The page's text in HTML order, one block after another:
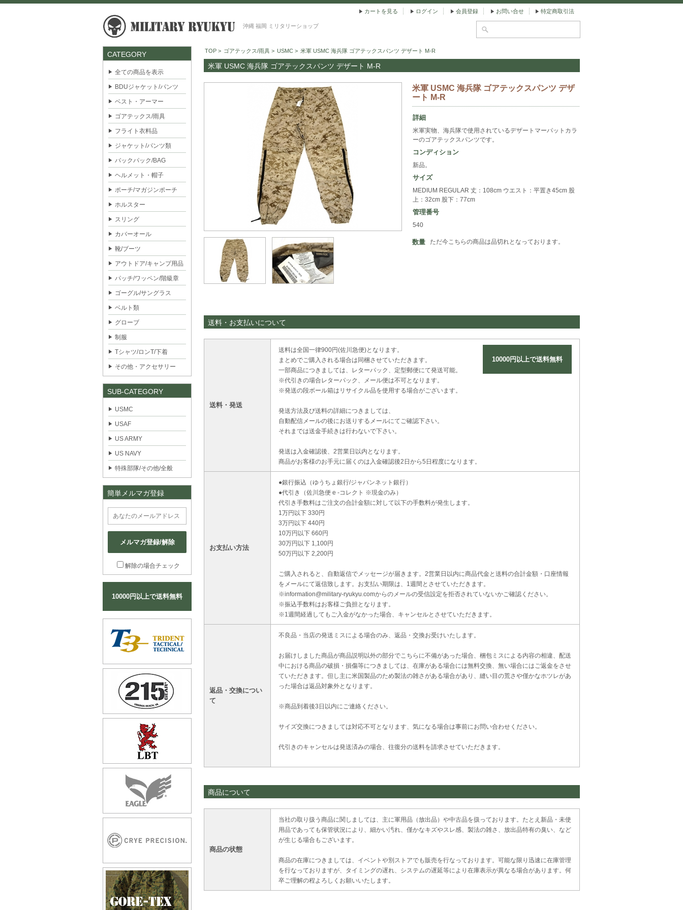
沖縄 福岡 ミリタリーショップ
カートを見る ログイン 会員登録 お問い合せ 特定商取引法
CATEGORY
全ての商品を表示
BDUジャケット/パンツ
ベスト・アーマー
ゴアテックス/雨具
フライト衣料品
ジャケット/パンツ類
バックパック/BAG
ヘルメット・帽子
ポーチ/マガジンポーチ
ホルスター
スリング
カバーオール
靴/ブーツ
アウトドア/キャンプ用品
パッチ/ワッペン/階級章
ゴーグル/サングラス
ベルト類
グローブ
制服
Tシャツ/ロンT/下着
その他・アクセサリー
SUB-CATEGORY
USMC
USAF
US ARMY
US NAVY
特殊部隊/その他/全般
簡単メルマガ登録
メルマガ登録/解除
解除の場合チェック
10000円以上で送料無料
TOP > ゴアテックス/雨具 > USMC > 米軍 USMC 海兵隊 ゴアテックスパンツ デザート M-R
米軍 USMC 海兵隊 ゴアテックスパンツ デザート M-R
米軍 USMC 海兵隊 ゴアテックスパンツ デザ
ート M-R
詳細
米軍実物、海兵隊で使用されているデザートマーパットカラ
ーのゴアテックスパンツです。
コンディション
新品。
サイズ
MEDIUM REGULAR 丈：108cm ウエスト：平置き45cm 股
上：32cm 股下：77cm
管理番号
540
数量 ただ今こちらの商品は品切れとなっております。
送料・お支払いについて
送料・発送
10000円以上で送料無料
送料は全国一律900円(佐川急便)となります。
まとめでご購入される場合は同梱させていただきます。
一部商品につきましては、レターパック、定型郵便にて発送可能。
※代引きの場合レターパック、メール便は不可となります。
※発送の段ボール箱はリサイクル品を使用する場合がございます。
発送方法及び送料の詳細につきましては、
自動配信メールの後にお送りするメールにてご確認下さい。
それまでは送金手続きは行わないで下さい。
発送は入金確認後、2営業日以内となります。
商品がお客様のお手元に届くのは入金確認後2日から5日程度になります。
お支払い方法
●銀行振込（ゆうちょ銀行/ジャパンネット銀行）
●代引き（佐川急便 e -コレクト ※現金のみ）
代引き手数料はご注文の合計金額に対して以下の手数料が発生します。
1万円以下 330円
3万円以下 440円
10万円以下 660円
30万円以下 1,100円
50万円以下 2,200円
ご購入されると、自動返信でメッセージが届きます。2営業日以内に商品代金と送料の合計金額・口座情報
をメールにて返信致します。お支払い期限は、1週間とさせていただきます。
※information@military-ryukyu.comからのメールの受信設定を拒否されていないかご確認ください。
※振込手数料はお客様ご負担となります。
※1週間経過してもご入金がなかった場合、キャンセルとさせていただきます。
返品・交換につい
て
不良品・当店の発送ミスによる場合のみ、返品・交換お受けいたします。
お届けしました商品が商品説明以外の部分でこちらに不備があった場合、梱包ミスによる内容の相違、配送
中における商品の破損・損傷等につきましては、在庫がある場合には無料交換、無い場合にはご返金をさせ
ていただきます。但し主に米国製品のため製法の雑さがある場合があり、縫い目の荒さや僅かなホツレがあ
った場合は返品対象外となります。
※商品到着後3日以内にご連絡ください。
サイズ交換につきましては対応不可となります、気になる場合は事前にお問い合わせください。
代引きのキャンセルは発送済みの場合、往復分の送料を請求させていただきます。
商品について
商品の状態
当社の取り扱う商品に関しましては、主に軍用品（放出品）や中古品を扱っております。たとえ新品・未使
用品であっても保管状況により、細かい汚れ、僅かなキズやスレ感、製法の雑さ、放出品特有の臭い、など
が生じる場合もございます。
商品の在庫につきましては、イベントや別ストアでも販売を行なっております。可能な限り迅速に在庫管理
を行なっておりますが、タイミングの遅れ、システムの遅延等により在庫表示が異なる場合があります。何
卒ご理解の程よろしくお願いいたします。